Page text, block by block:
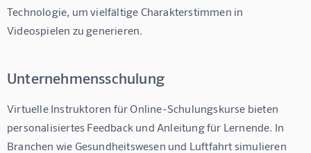
Technologie, um vielfältige Charakterstimmen in
Videospielen zu generieren.
Unternehmensschulung
Virtuelle Instruktoren für Online-Schulungskurse bieten
personalisiertes Feedback und Anleitung für Lernende. In
Branchen wie Gesundheitswesen und Luftfahrt simulieren